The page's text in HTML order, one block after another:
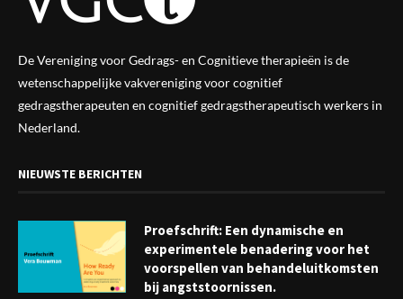
De Vereniging voor Gedrags- en Cognitieve therapieën is de
wetenschappelijke vakverenigingvoor cognitief
gedragstherapeuten en cognitief gedragstherapeutisch werkers in
Nederland.
NIEUWSTE BERICHTEN
Proefschrift: Een dynamische en
experimentele benadering voor het
voorspellen van behandeluitkomsten
bij angststoornissen.